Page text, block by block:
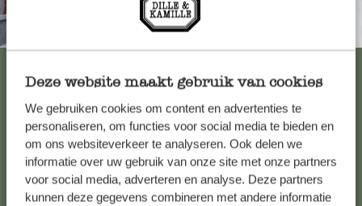
Deze website maakt gebruik van cookies
We gebruiken cookies om content en advertenties te
personaliseren, om functies voor social media te bieden en
om ons websiteverkeer te analyseren. Ook delen we
informatie over uw gebruik van onze site met onze partners
voor social media, adverteren en analyse. Deze partners
kunnen deze gegevens combineren met andere informatie
Immer in der Nähe
Kundenservice/Hilfe
Falls Sie Fragen haben oder Tipps und Hilfe brauchen, wenden
Sie sich bitte an unseren Kundenservice. Oder lesen Sie hier